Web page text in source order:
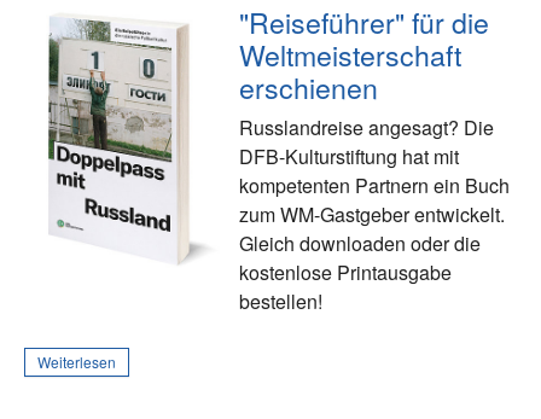
"Reiseführer" für die
Weltmeisterschaft
erschienen
Russlandreise angesagt? Die
DFB-Kulturstiftung hat mit
kompetenten Partnern ein Buch
zum WM-Gastgeber entwickelt.
Gleich downloaden oder die
kostenlose Printausgabe
bestellen!
Weiterlesen